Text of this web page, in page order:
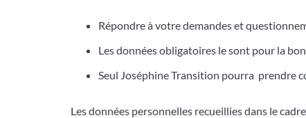
Répondre à votre demandes et
Les données obligatoires le sont pour la
Seul Joséphine Transition pourra prendre
Les données personnelles recueillies dans le